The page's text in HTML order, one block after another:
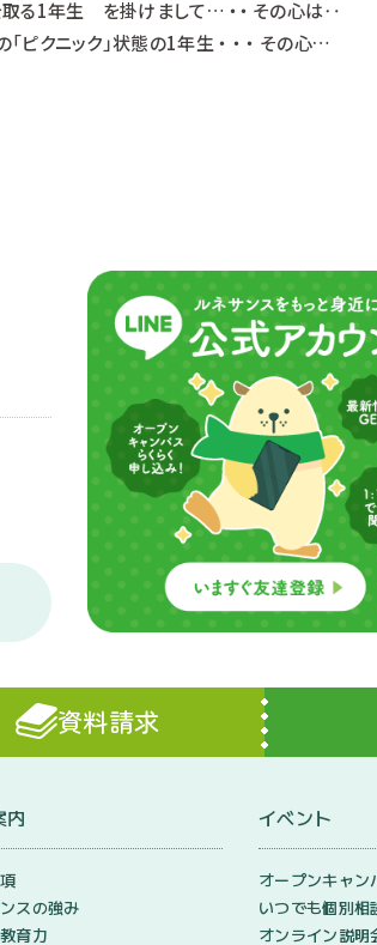
取る1年生 を掛けまして… ・・ その心は‥
ピクニック」状態の1年生 ・ ・ ・ その心
中で雑
資料請求
内
スの強み
育力
イベント
オープンキャン
いつでも個別相
オンライン説明